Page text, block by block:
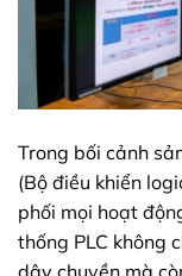
Trong bối cảnh
(Bộ điều khiển
phối mọi hoạt
thống PLC không